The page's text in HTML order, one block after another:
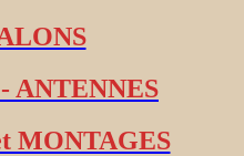
ANTENNES
MONTAGES